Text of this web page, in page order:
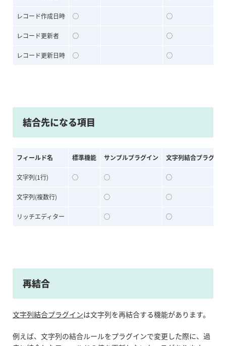
レコード作成日時 ◯ ◯
レコード更新者 ◯ ◯
レコード更新日時 ◯ ◯
結合先になる項目
フィールド名 標準機能 サンプルプラグイン 文字列結合プラグイン
文字列(1行) ◯ ◯ ◯
文字列(複数行) ◯ ◯
リッチエディター ◯ ◯
再結合
文字列結合プラグインは文字列を再結合する機能があります。
例えば、文字列の結合ルールをプラグインで変更した際に、過